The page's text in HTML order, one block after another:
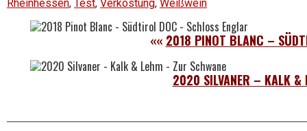
Rheinhessen, Test, Verkostung, Weißwein
«« 2018 PINOT BLANC –
2020 SILVANER – KALK &